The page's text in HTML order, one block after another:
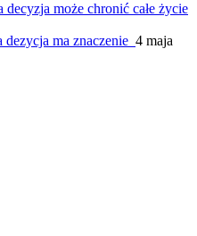
decyzja może chronić całe życie
ma znaczenie 4 maja